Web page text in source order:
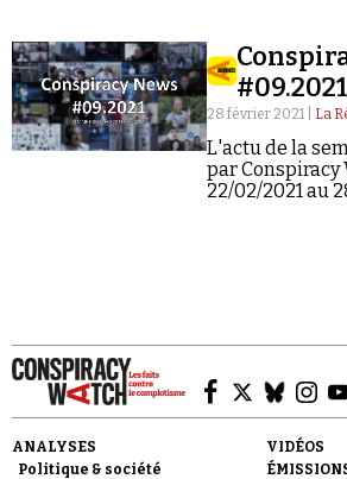
Émissions
Revues de presse
Faire un don
#09.2021
28 février 2021 | La
L'actu de la
par Conspiracy
22/02/2021 au
ANALYSES
Politique & société
VIDÉOS